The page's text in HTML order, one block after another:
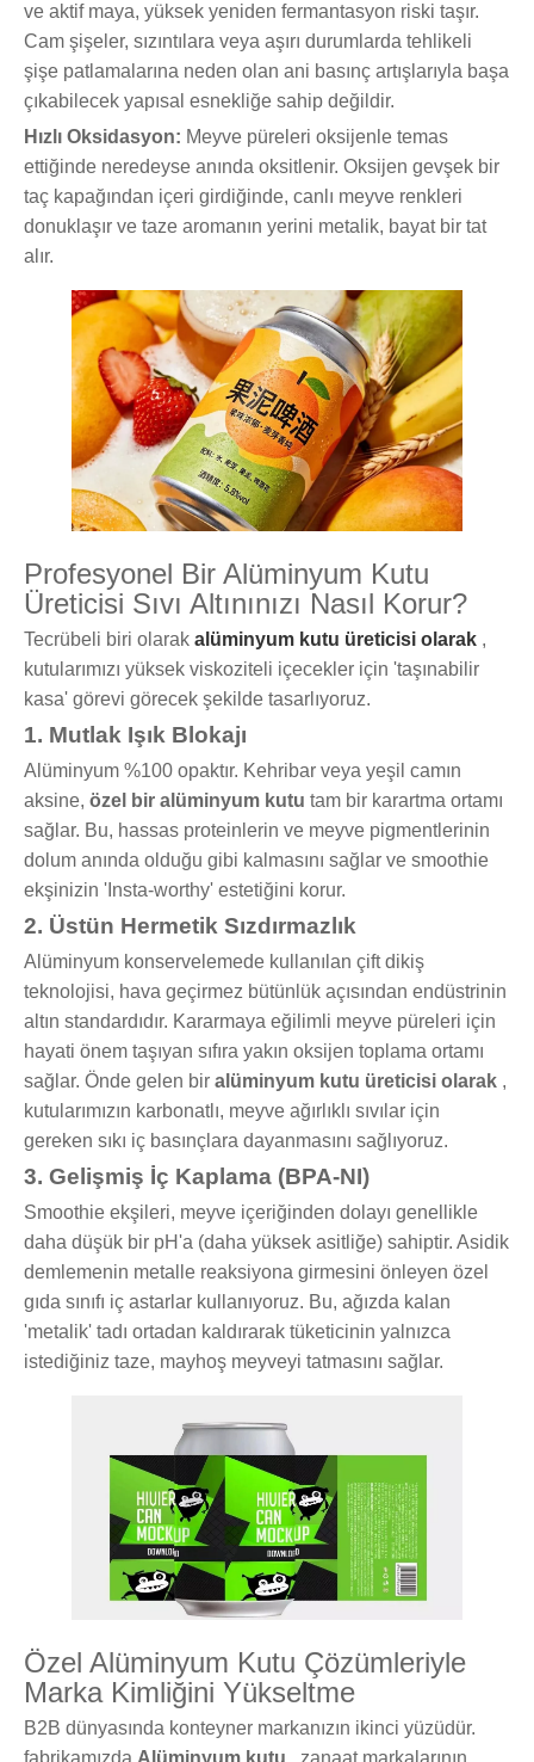
ve aktif maya, yüksek yeniden fermantasyon riski taşır.
Cam şişeler, sızıntılara veya aşırı durumlarda tehlikeli
şişe patlamalarına neden olan ani basınç artışlarıyla başa
çıkabilecek yapısal esnekliğe sahip değildir.
Hızlı Oksidasyon: Meyve püreleri oksijenle temas
ettiğinde neredeyse anında oksitlenir. Oksijen gevşek bir
taç kapağından içeri girdiğinde, canlı meyve renkleri
donuklaşır ve taze aromanın yerini metalik, bayat bir tat
alır.
Profesyonel Bir Alüminyum Kutu
Üreticisi Sıvı Altınınızı Nasıl Korur?
Tecrübeli biri olarak alüminyum kutu üreticisi olarak ,
kutularımızı yüksek viskoziteli içecekler için 'taşınabilir
kasa' görevi görecek şekilde tasarlıyoruz.
1. Mutlak Işık Blokajı
Alüminyum %100 opaktır. Kehribar veya yeşil camın
aksine, özel bir alüminyum kutu tam bir karartma ortamı
sağlar. Bu, hassas proteinlerin ve meyve pigmentlerinin
dolum anında olduğu gibi kalmasını sağlar ve smoothie
ekşinizin 'Insta-worthy' estetiğini korur.
2. Üstün Hermetik Sızdırmazlık
Alüminyum konservelemede kullanılan çift dikiş
teknolojisi, hava geçirmez bütünlük açısından endüstrinin
altın standardıdır. Kararmaya eğilimli meyve püreleri için
hayati önem taşıyan sıfıra yakın oksijen toplama ortamı
sağlar. Önde gelen bir alüminyum kutu üreticisi olarak ,
kutularımızın karbonatlı, meyve ağırlıklı sıvılar için
gereken sıkı iç basınçlara dayanmasını sağlıyoruz.
3. Gelişmiş İç Kaplama (BPA-NI)
Smoothie ekşileri, meyve içeriğinden dolayı genellikle
daha düşük bir pH'a (daha yüksek asitliğe) sahiptir. Asidik
demlemenin metalle reaksiyona girmesini önleyen özel
gıda sınıfı iç astarlar kullanıyoruz. Bu, ağızda kalan
'metalik' tadı ortadan kaldırarak tüketicinin yalnızca
istediğiniz taze, mayhoş meyveyi tatmasını sağlar.
Özel Alüminyum Kutu Çözümleriyle
Marka Kimliğini Yükseltme
B2B dünyasında konteyner markanızın ikinci yüzüdür.